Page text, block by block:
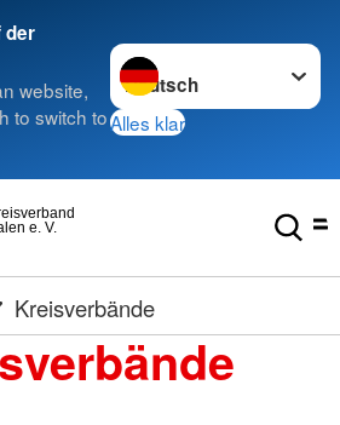
der
website,
to switch to
Sprache wechseln zu
Alles klar
e. V.
Kreisverbände